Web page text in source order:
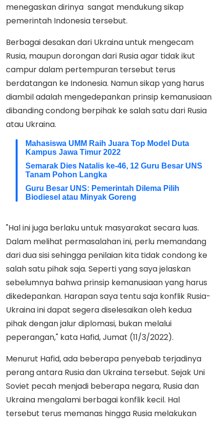
menegaskan dirinya sangat mendukung sikap
pemerintah Indonesia tersebut.
Berbagai desakan dari Ukraina untuk mengecam
Rusia, maupun dorongan dari Rusia agar tidak ikut
campur dalam pertempuran tersebut terus
berdatangan ke Indonesia. Namun sikap yang harus
diambil adalah mengedepankan prinsip kemanusiaan
dibanding condong berpihak ke salah satu dari Rusia
atau Ukraina.
Mahasiswa UMM Raih Juara Top Model Duta
Kampus Jawa Timur 2022
Semarak Dies Natalis ke-46, 12 Guru Besar UNS
Tanam Pohon Langka
Guru Besar UNS: Pemerintah Dilema Pilih
Biodiesel atau Minyak Goreng
"Hal ini juga berlaku untuk masyarakat secara luas.
Dalam melihat permasalahan ini, perlu memandang
dari dua sisi sehingga penilaian kita tidak condong ke
salah satu pihak saja. Seperti yang saya jelaskan
sebelumnya bahwa prinsip kemanusiaan yang harus
dikedepankan. Harapan saya tentu saja konflik Rusia-
Ukraina ini dapat segera diselesaikan oleh kedua
pihak dengan jalur diplomasi, bukan melalui
peperangan," kata Hafid, Jumat (11/3/2022).
Menurut Hafid, ada beberapa penyebab terjadinya
perang antara Rusia dan Ukraina tersebut. Sejak Uni
Soviet pecah menjadi beberapa negara, Rusia dan
Ukraina mengalami berbagai konflik kecil. Hal
tersebut terus memanas hingga Rusia melakukan